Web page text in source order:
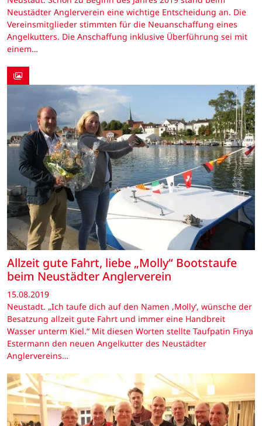
Neustädter Anglerverein eine wichtige Entscheidung an. Die
Vereinsmitglieder stimmten für die Neuanschaffung eines
Angelkutters. Die Anschaffung inklusive Überführung sei mit
einem…
Allzeit gute Fahrt, liebe „Molly“ Bootstaufe
beim Neustädter Anglerverein
15.08.2019
Neustadt. „Ich taufe dich auf den Namen ‚Molly‘, wünsche der
Besatzung allzeit gute Fahrt und immer eine Handbreit
Wasser unterm Kiel.“ Mit diesen Worten stellte Taufpatin Finya
Estermann den neuen Angelkutter des Neustädter
Anglervereins…